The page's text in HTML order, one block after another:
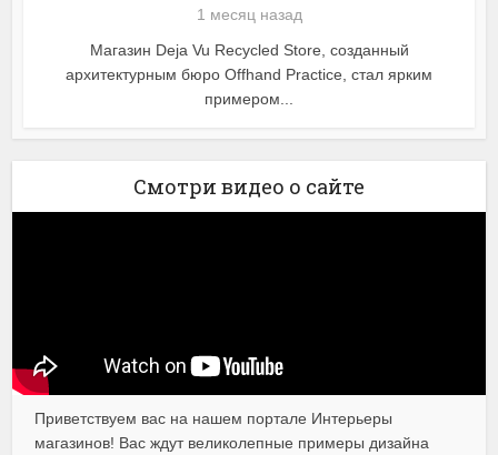
1 месяц назад
Магазин Deja Vu Recycled Store, созданный
архитектурным бюро Offhand Practice, стал ярким
примером...
Смотри видео о сайте
Приветствуем вас на нашем портале Интерьеры
магазинов! Вас ждут великолепные примеры дизайна